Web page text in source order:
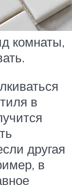
комнаты,
в
другая
в